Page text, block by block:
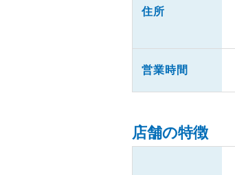
住所
営業時間
店舗の特徴